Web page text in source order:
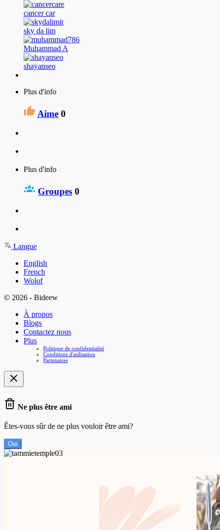
cancer car
sky da lim
Muhammad A
shayanseo
Plus d'info
Aime 0
Plus d'info
Groupes 0
Langue
English
French
Wolof
© 2026 - Bideew
À propos
Blogs
Contactez nous
Plus
Politique de confidentialité
Conditions d'utilisation
Partenaires
Ne plus être ami
Êtes-vous sûr de ne plus vouloir être ami?
Oui